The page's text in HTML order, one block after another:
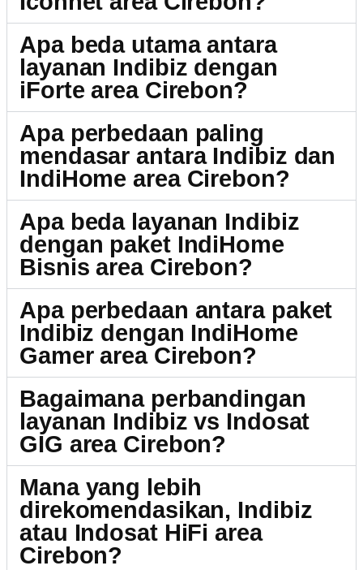
Apa beda utama antara
layanan Indibiz dengan
iForte area Cirebon?
Apa perbedaan paling
mendasar antara Indibiz dan
IndiHome area Cirebon?
Apa beda layanan Indibiz
dengan paket IndiHome
Bisnis area Cirebon?
Apa perbedaan antara paket
Indibiz dengan IndiHome
Gamer area Cirebon?
Bagaimana perbandingan
layanan Indibiz vs Indosat
GIG area Cirebon?
Mana yang lebih
direkomendasikan, Indibiz
atau Indosat HiFi area
Cirebon?